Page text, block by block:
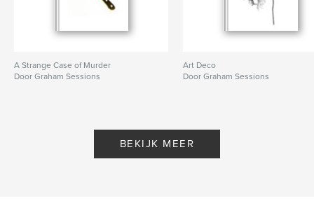
A Strange Case of Murder
Door Graham Sessions
Art Deco
Door Graham Sessions
BEKIJK MEER